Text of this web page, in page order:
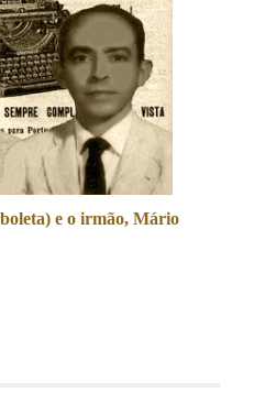
e o irmão, Mário